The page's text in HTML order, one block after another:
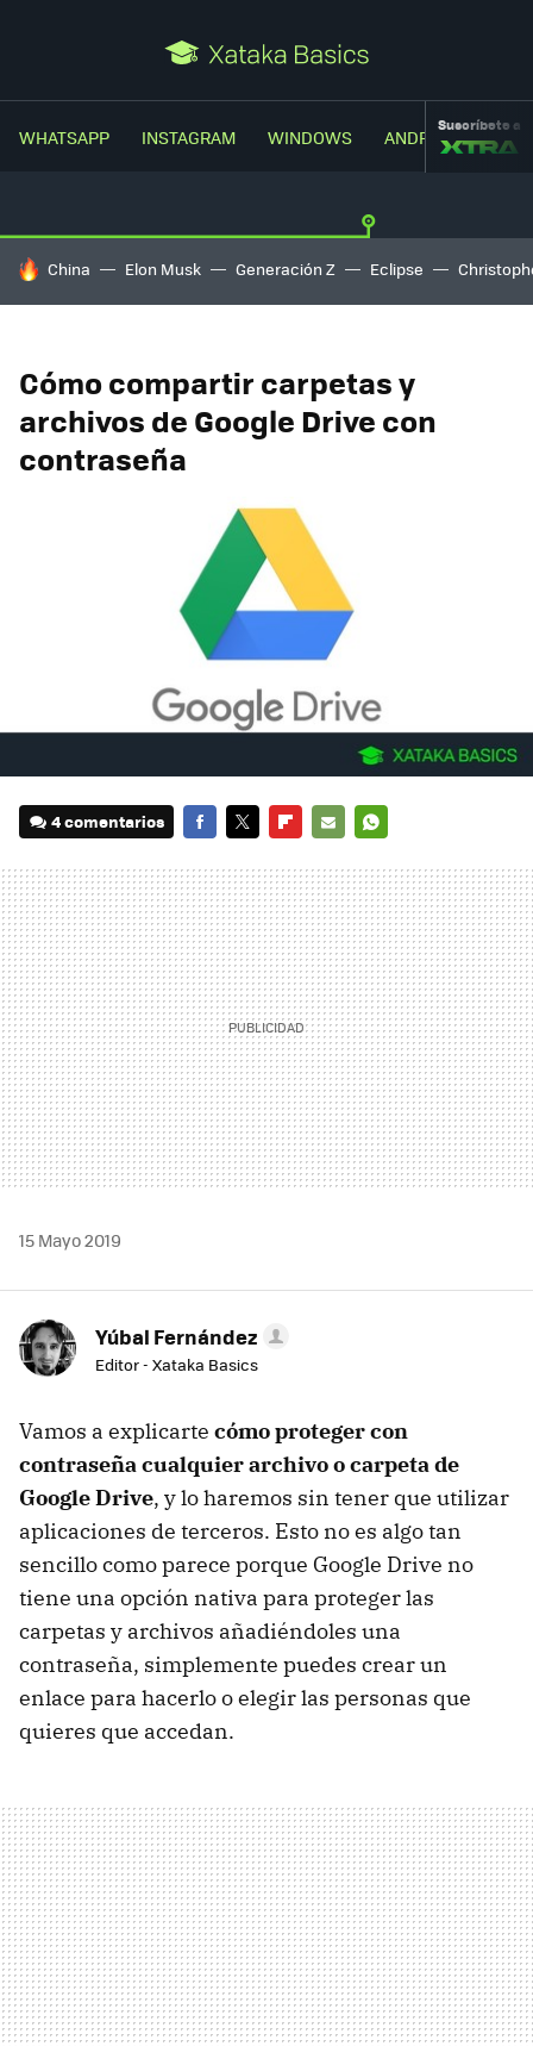
WHATSAPP INSTAGRAM WINDOWS ANDROIDSuscríbete a
HOY SE HABLA DE
China Elon Musk Generación Z Eclipse
Cómo compartir carpetas y
archivos de Google Drive con
contraseña
4 comentarios
MAIL
15 Mayo 2019
Yúbal Fernández
Editor - Xataka Basics
Vamos a explicarte cómo proteger con
contraseña cualquier archivo o carpeta de
Google Drive, y lo haremos sin tener que utilizar
aplicaciones de terceros. Esto no es algo tan
sencillo como parece porque Google Drive no
tiene una opción nativa para proteger las
carpetas y archivos añadiéndoles una
contraseña, simplemente puedes crear un
enlace para hacerlo o elegir las personas que
quieres que accedan.